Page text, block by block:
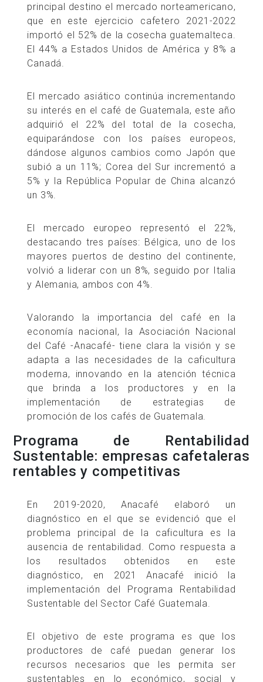
principal destino el mercado norteamericano,
que en este ejercicio cafetero 2021-2022
importó el 52% de la cosecha guatemalteca.
El 44% a Estados Unidos de América y 8% a
Canadá.
El mercado asiático continúa incrementando
su interés en el café de Guatemala, este año
adquirió el 22% del total de la cosecha,
equiparándose con los países europeos,
dándose algunos cambios como Japón que
subió a un 11%; Corea del Sur incrementó a
5% y la República Popular de China alcanzó
un 3%.
El mercado europeo representó el 22%,
destacando tres países: Bélgica, uno de los
mayores puertos de destino del continente,
volvió a liderar con un 8%, seguido por Italia
y Alemania, ambos con 4%.
Valorando la importancia del café en la
economía nacional, la Asociación Nacional
del Café -Anacafé- tiene clara la visión y se
adapta a las necesidades de la caficultura
moderna, innovando en la atención técnica
que brinda a los productores y en la
implementación de estrategias de
promoción de los cafés de Guatemala.
Programa de Rentabilidad
Sustentable: empresas cafetaleras
rentables y competitivas
En 2019-2020, Anacafé elaboró un
diagnóstico en el que se evidenció que el
problema principal de la caficultura es la
ausencia de rentabilidad. Como respuesta a
los resultados obtenidos en este
diagnóstico, en 2021 Anacafé inició la
implementación del Programa Rentabilidad
Sustentable del Sector Café Guatemala.
El objetivo de este programa es que los
productores de café puedan generar los
recursos necesarios que les permita ser
sustentables en lo económico, social y